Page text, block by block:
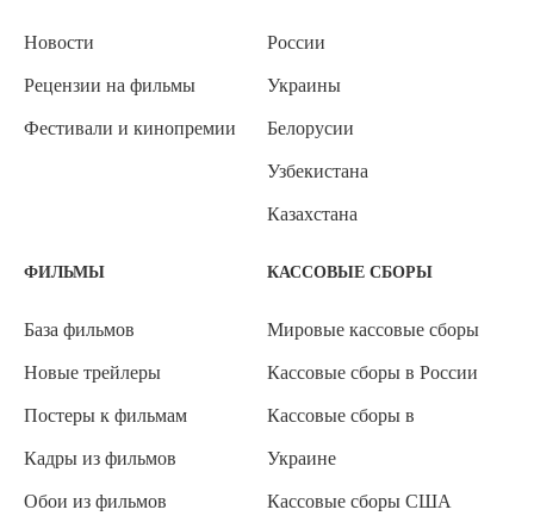
Новости
Рецензии на фильмы
Фестивали и кинопремии
России
Украины
Белорусии
Узбекистана
Казахстана
ФИЛЬМЫ
База фильмов
Новые трейлеры
Постеры к фильмам
Кадры из фильмов
Обои из фильмов
КАССОВЫЕ СБОРЫ
Мировые кассовые сборы
Кассовые сборы в России
Кассовые сборы в
Украине
Кассовые сборы США